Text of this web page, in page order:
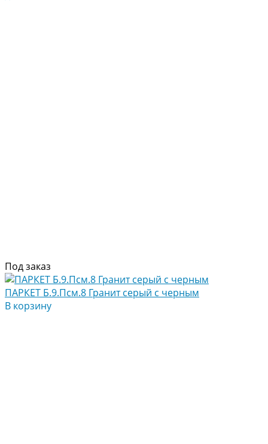
Под заказ
ПАРКЕТ Б.9.Псм.8 Гранит серый с черным
В корзину